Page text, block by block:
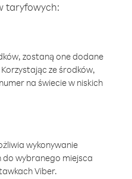
taryfowych:
zostaną one dodane
ze środków,
na świecie w niskich
wykonywanie
do wybranego miejsca
Viber.